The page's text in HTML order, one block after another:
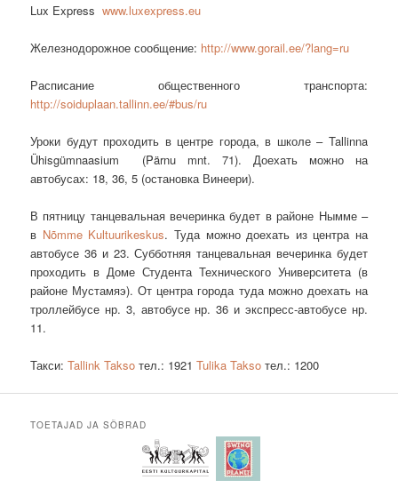
Lux Expresswww.luxexpress.eu
Железнодорожное сообщение: http://www.gorail.ee/?lang=ru
Расписание общественного транспорта:
http://soiduplaan.tallinn.ee/#bus/ru
Уроки будут проходить в центре города, в школе – Tallinna
Ühisgümnaasium (Pärnu mnt. 71). Доехать можно на
автобусах: 18, 36, 5 (остановка Винеери).
В пятницу танцевальная вечеринка будет в районе Нымме –
в Nõmme Kultuurikeskus. Туда можно доехать из центра на
автобусе 36 и 23. Субботняя танцевальная вечеринка будет
проходить в Доме Студента Технического Университета (в
районе Мустамяэ). От центра города туда можно доехать на
троллейбусе нр. 3, автобусе нр. 36 и экспресс-автобусе нр.
11.
Такси:Tallink Takso тел.: 1921Tulika Takso тел.: 1200
TOETAJAD JA SÕBRAD